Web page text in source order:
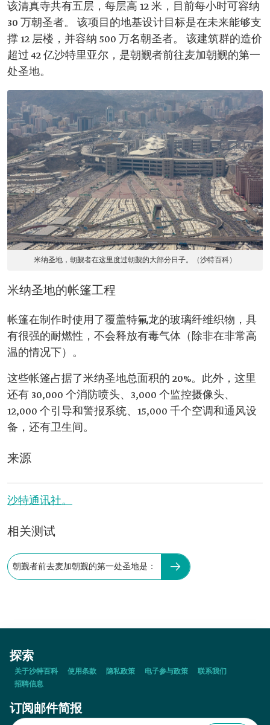
该清真寺共有五层，每层高 12 米，目前每小时可容纳
30 万朝圣者。 该项目的地基设计目标是在未来能够支
撑 12 层楼，并容纳 500 万名朝圣者。 该建筑群的造价
超过 42 亿沙特里亚尔，是朝觐者前往麦加朝觐的第一
处圣地。
米纳圣地，朝觐者在这里度过朝觐的大部分日子。（沙特百科）
米纳圣地的帐篷工程
帐篷在制作时使用了覆盖特氟龙的玻璃纤维织物，具
有很强的耐燃性，不会释放有毒气体（除非在非常高
温的情况下）。
这些帐篷占据了米纳圣地总面积的 20%。此外，这里
还有 30,000 个消防喷头、3,000 个监控摄像头、
12,000 个引导和警报系统、15,000 千个空调和通风设
备，还有卫生间。
来源
沙特通讯社。
相关测试
朝觐者前去麦加朝觐的第一处圣地是：
探索
关于沙特百科 使用条款 隐私政策 电子参与政策
联系我们
招聘信息
订阅邮件简报